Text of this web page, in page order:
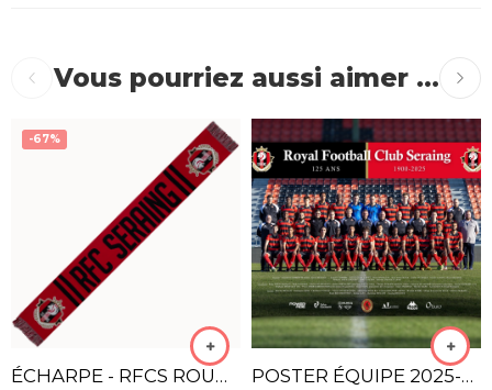
Vous pourriez aussi aimer ...
-67%
ÉCHARPE - RFCS ROUGE LOGO POSTER ÉQUIPE 2025-2026